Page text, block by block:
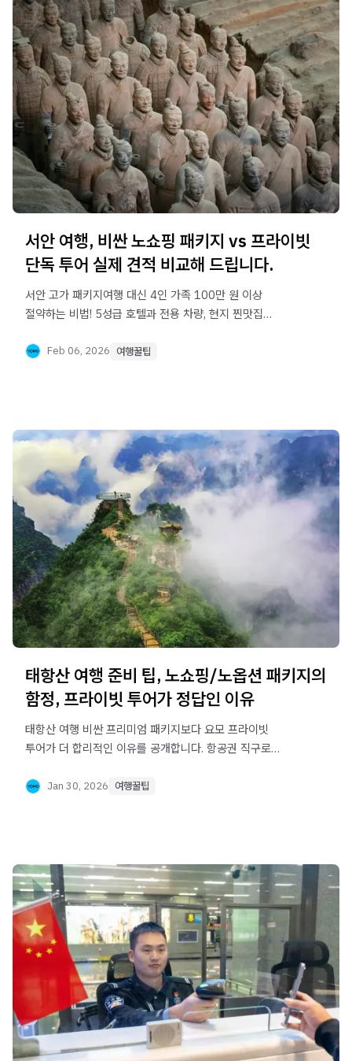
서안 여행, 비싼 노쇼핑 패키지 vs 프라이빗
단독 투어 실제 견적 비교해 드립니다.
서안 고가 패키지여행 대신 4인 가족 100만 원 이상
절약하는 비법! 5성급 호텔과 전용 차량, 현지 찐맛집
패키지의 실제 비용과 일정을 꼼꼼하게 비교해 드립니다.
Feb 06, 2026 여행꿀팁
태항산 여행 준비 팁, 노쇼핑/노옵션 패키지의
함정, 프라이빗 투어가 정답인 이유
태항산 여행 비싼 프리미엄 패키지보다 요모 프라이빗
투어가 더 합리적인 이유를 공개합니다. 항공권 직구로
높이세요.Jan 30, 2026 여행꿀팁